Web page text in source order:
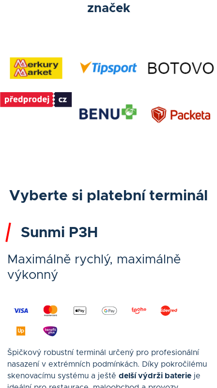
značek
Vyberte si platební terminál
Sunmi P3H
Maximálně rychlý, maximálně
výkonný
Špičkový robustní terminál určený pro profesionální
nasazení v extrémních podmínkách. Díky pokročilému
skenovacímu systému a ještě delší výdrži baterie je